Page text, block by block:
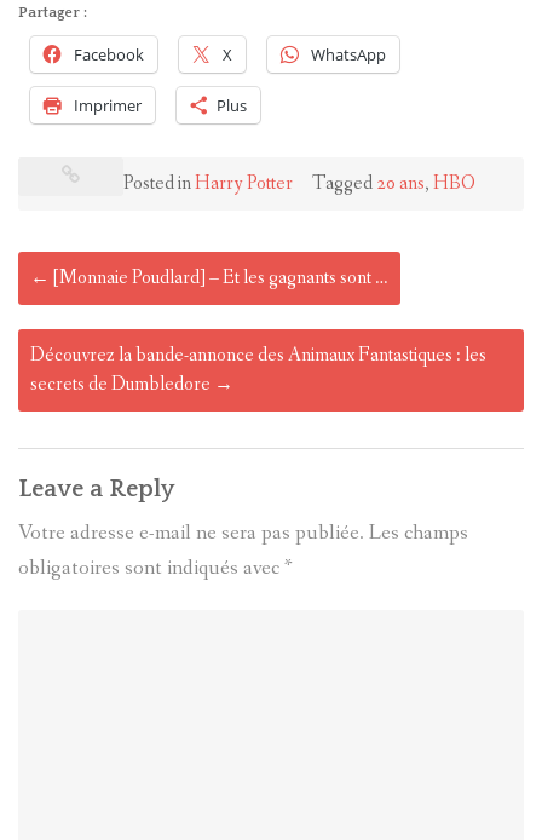
Partager :
Facebook X WhatsApp
Imprimer Plus
Posted inHarry Potter Tagged20 ans,HBO
Post
navigation
← [Monnaie Poudlard] – Et les gagnants sont …
Découvrez la bande-annonce des Animaux Fantastiques : les
secrets de Dumbledore →
Leave a Reply
Votre adresse e-mail ne sera pas publiée. Les champs
obligatoires sont indiqués avec*